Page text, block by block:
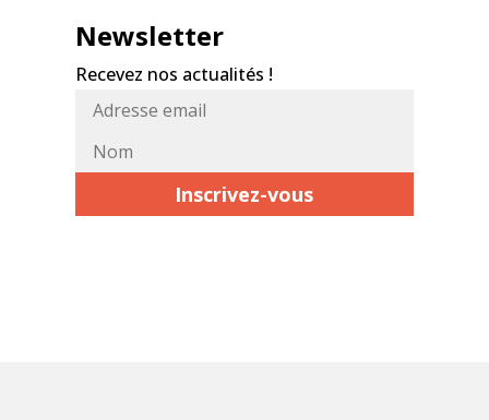
Newsletter
Recevez nos actualités !
Adresse
Nom*